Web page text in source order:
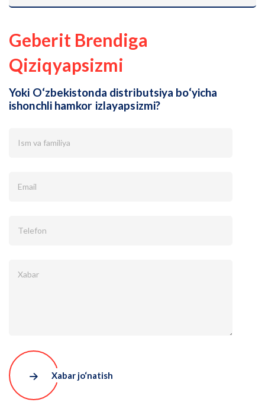
Geberit Brendiga
Qiziqyapsizmi
Yoki O‘zbekistonda distributsiya bo‘yicha
ishonchli hamkor izlayapsizmi?
Xabar jo‘natish